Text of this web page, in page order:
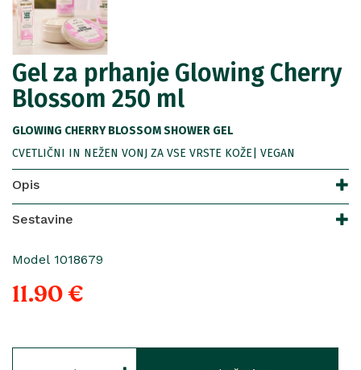
Gel za prhanje Glowing Cherry
Blossom 250 ml
GLOWING CHERRY BLOSSOM SHOWER GEL
CVETLIČNI IN NEŽEN VONJ ZA VSE VRSTE KOŽE| VEGAN
Opis
Sestavine
Model 1018679
11.90 €